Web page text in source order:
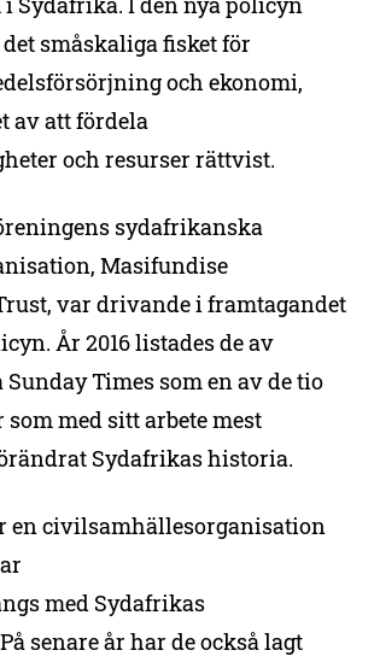
småskaliga fisket för
och ekonomi,
av att fördela
och resurser rättvist.
sydafrikanska
Masifundise
var drivande i framtagandet
År 2016 listades de av
Times som en av de tio
med sitt arbete mest
Sydafrikas historia.
en civilsamhällesorganisation
med Sydafrikas
senare år har de också lagt